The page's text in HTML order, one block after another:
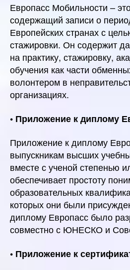
Европасс Мобильности –
содержащий записи о
Европейских странах с
стажировки. Он содержит
на практику, стажировку,
обучения как части
волонтером в
организациях.
• Приложение к диплому
Приложение к диплому
выпускникам высших
вместе с ученой степенью
обеспечивает простоту
образовательных
которых они были
диплому Европасс было
совместно с ЮНЕСКО и
• Приложение к